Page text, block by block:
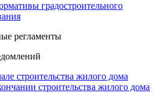
градостроительного
регламенты
строительства жилого дома
строительства жилого дома